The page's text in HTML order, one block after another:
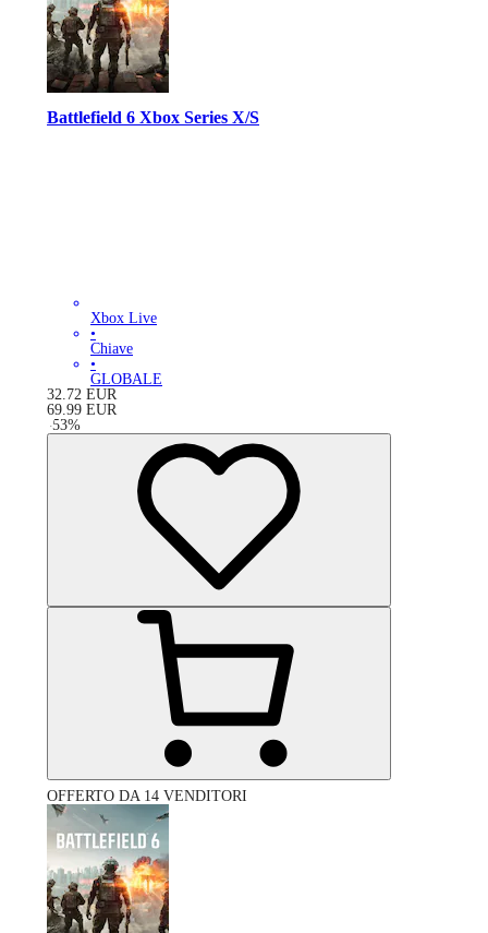
Battlefield 6 Xbox Series X/S
Xbox Live
•
Chiave
•
GLOBALE
32.72 EUR
69.99 EUR
-53%
OFFERTO DA 14 VENDITORI